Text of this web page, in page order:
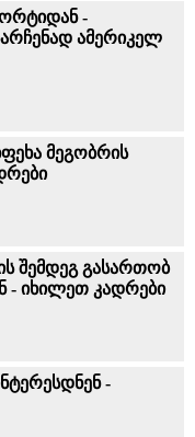
-
ამერიკელ
მეგობრის
შემდეგ გასართობ
- იხილეთ კადრები
-